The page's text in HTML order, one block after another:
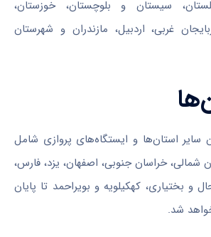
سیستان و بلوچستان، خوزستان،
غربی، اردبیل، مازندران و شهرستان
سایر استان‌ها و ایستگاه‌های پروازی شامل
خراسان جنوبی، اصفهان، یزد، فارس،
و بختیاری، کهکیلویه و بویراحمد تا پایان
شد.